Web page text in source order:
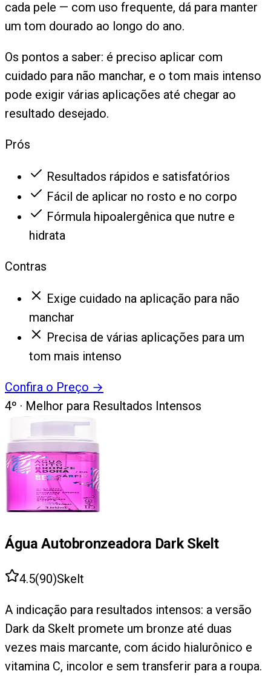
cada pele — com uso frequente, dá para manter
um tom dourado ao longo do ano.
Os pontos a saber: é preciso aplicar com
cuidado para não manchar, e o tom mais intenso
pode exigir várias aplicações até chegar ao
resultado desejado.
Prós
Resultados rápidos e satisfatórios
Fácil de aplicar no rosto e no corpo
Fórmula hipoalergênica que nutre e
hidrata
Contras
Exige cuidado na aplicação para não
manchar
Precisa de várias aplicações para um
tom mais intenso
Confira o Preço →
4º · Melhor para Resultados Intensos
Água Autobronzeadora Dark Skelt
4.5(90)Skelt
A indicação para resultados intensos: a versão
Dark da Skelt promete um bronze até duas
vezes mais marcante, com ácido hialurônico e
vitamina C, incolor e sem transferir para a roupa.